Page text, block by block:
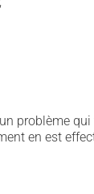
problème
en est